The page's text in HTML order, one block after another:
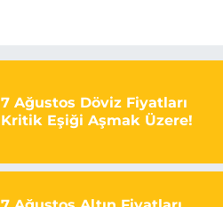
7 Ağustos Döviz Fiyatları
Kritik Eşiği Aşmak Üzere!